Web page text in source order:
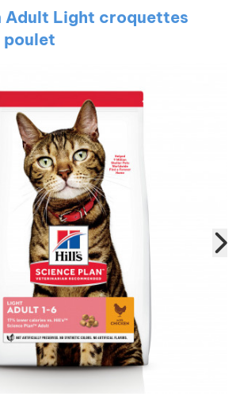
Adult Light croquettes
poulet